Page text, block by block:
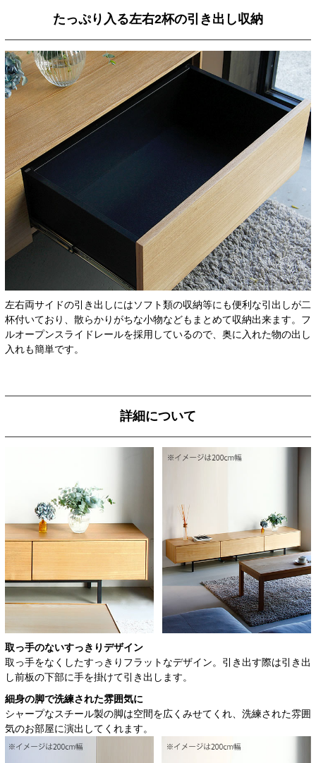
たっぷり入る左右2杯の引き出し収納
左右両サイドの引き出しにはソフト類の収納等にも便利な引出しが二
杯付いており、散らかりがちな小物などもまとめて収納出来ます。フ
ルオープンスライドレールを採用しているので、奥に入れた物の出し
入れも簡単です。
詳細について
取っ手のないすっきりデザイン
取っ手をなくしたすっきりフラットなデザイン。引き出す際は引き出
し前板の下部に手を掛けて引き出します。
細身の脚で洗練された雰囲気に
シャープなスチール製の脚は空間を広くみせてくれ、洗練された雰囲
気のお部屋に演出してくれます。